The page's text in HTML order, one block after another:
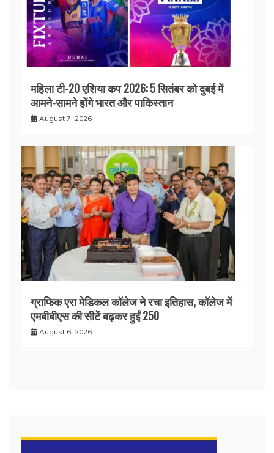
महिला टी-20 एशिया कप 2026: 5 सितंबर को दुबई में
आमने-सामने होंगे भारत और पाकिस्तान
August 7, 2026
ग्राफिक एरा मेडिकल कॉलेज ने रचा इतिहास, कॉलेज में
एमबीबीएस की सीटें बढ़कर हुईं 250
August 6, 2026